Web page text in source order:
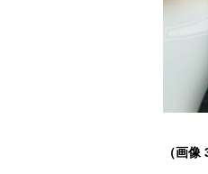
（画像